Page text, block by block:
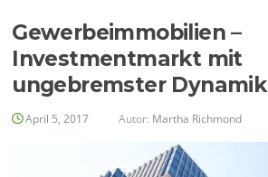
Gewerbeimmobilien –
Investmentmarkt mit
ungebremster Dynamik
April 5, 2017 Autor: Martha Richmond